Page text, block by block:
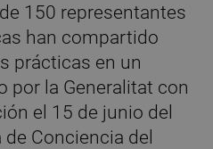
150 representantes
han compartido
prácticas en un
por la Generalitat con
el 15 de junio del
Conciencia del